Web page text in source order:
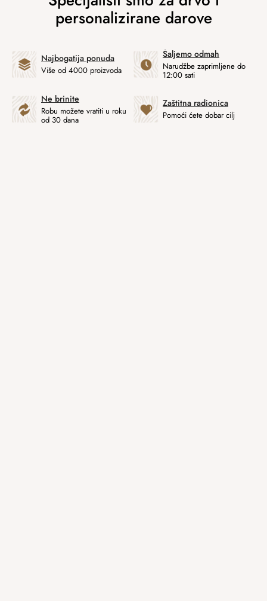
Najbogatija ponuda
Više od 4000 proizvoda
Šaljemo odmah
Narudžbe zaprimljene do
12:00 sati
Ne brinite
Robu možete vratiti u roku
od 30 dana
Zaštitna radionica
Pomoći ćete dobar cilj